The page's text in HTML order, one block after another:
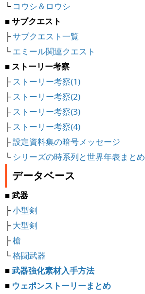
└ コウシ＆ロウシ
■ サブクエスト
├サブクエスト一覧
└エミール関連クエスト
■ ストーリー考察
├ストーリー考察(1)
├ストーリー考察(2)
├ストーリー考察(3)
├ストーリー考察(4)
├設定資料集の暗号メッセージ
└ シリーズの時系列と世界年表まとめ
データベース
■ 武器
├小型剣
├大型剣
├槍
└格闘武器
■武器強化素材入手方法
■ ウェポンストーリーまとめ